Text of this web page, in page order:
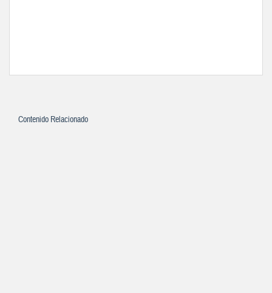
Contenido Relacionado